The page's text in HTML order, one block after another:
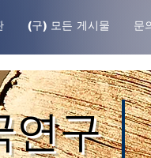
(구) 모든 게시물 문
연구